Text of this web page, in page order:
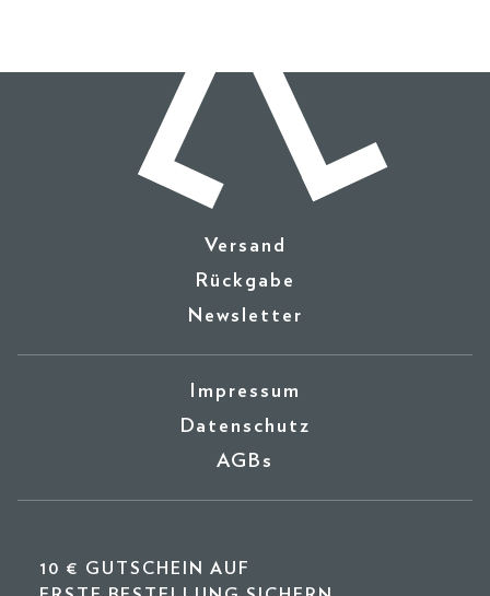
Versand
Rückgabe
Newsletter
Impressum
Datenschutz
AGBs
10 € GUTSCHEIN AUF